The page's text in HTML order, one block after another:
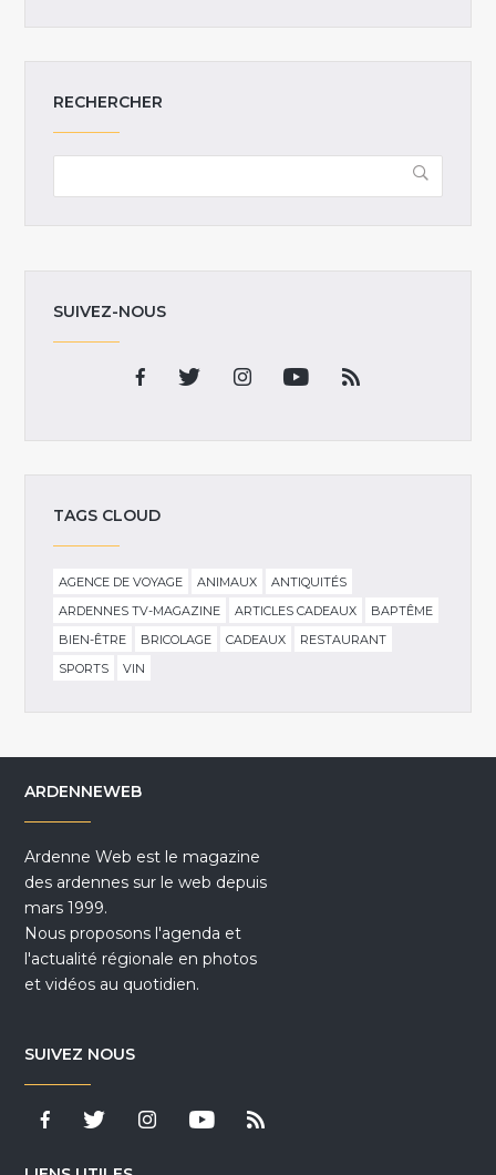
RECHERCHER
SUIVEZ-NOUS
TAGS CLOUD
AGENCE DE VOYAGE ANIMAUX
ANTIQUITÉS
ARDENNES TV-MAGAZINE
ARTICLES CADEAUX
BAPTÊME
BIEN-ÊTRE
BRICOLAGE CADEAUX
RESTAURANT
SPORTS
VIN
ARDENNEWEB
Ardenne Web est le magazine
des ardennes sur le web depuis
mars 1999.
Nous proposons l'agenda et
l'actualité régionale en photos
et vidéos au quotidien.
SUIVEZ NOUS